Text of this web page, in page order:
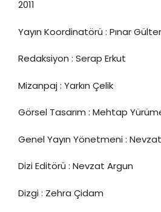
2011
Yayın Koordinatörü : Pınar Gülter
Redaksiyon : Serap Erkut
Mizanpaj : Yarkın Çelik
Görsel Tasarım : Mehtap
Genel Yayın Yönetmeni :
Dizi Editörü : Nevzat Argun
Dizgi : Zehra Çidam